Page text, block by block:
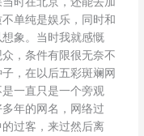
单纯是娱乐，同时和
象。当时我就感慨
，条件有限很无奈不
，在以后五彩斑斓网
一直只是一个旁观
年的网名，网络过
过客，来过然后离